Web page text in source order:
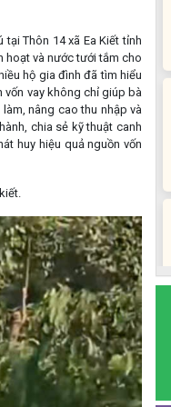
Thôn 14 xã Ea Kiết tỉnh
hoạt và nước tưới tắm cho
hộ gia đình đã tìm hiểu
vốn vay không chỉ giúp bà
nâng cao thu nhập và
chia sẻ kỹ thuật canh
huy hiệu quả nguồn vốn